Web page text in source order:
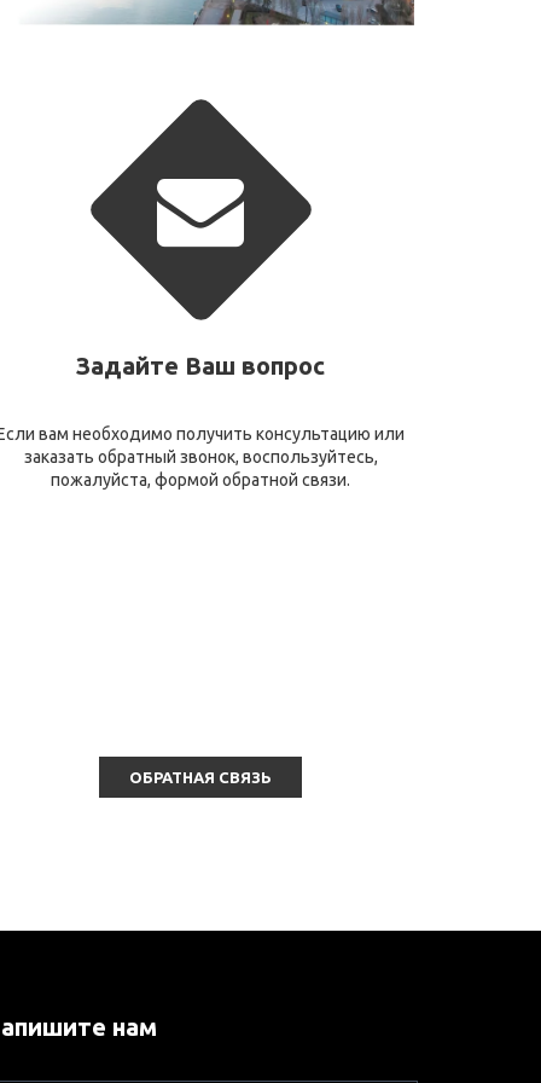
Задайте Ваш вопрос
вам необходимо получить консультацию или
заказать обратный звонок, воспользуйтесь,
пожалуйста, формой обратной связи.
ОБРАТНАЯ СВЯЗЬ
нам